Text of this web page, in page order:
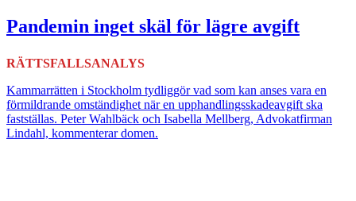
Pandemin inget skäl för lägre avgift
RÄTTSFALLSANALYS
Kammarrätten i Stockholm tydliggör vad som kan anses vara en
förmildrande omständighet när en upphandlingsskadeavgift ska
fastställas. Peter Wahlbäck och Isabella Mellberg, Advokatfirman
Lindahl, kommenterar domen.